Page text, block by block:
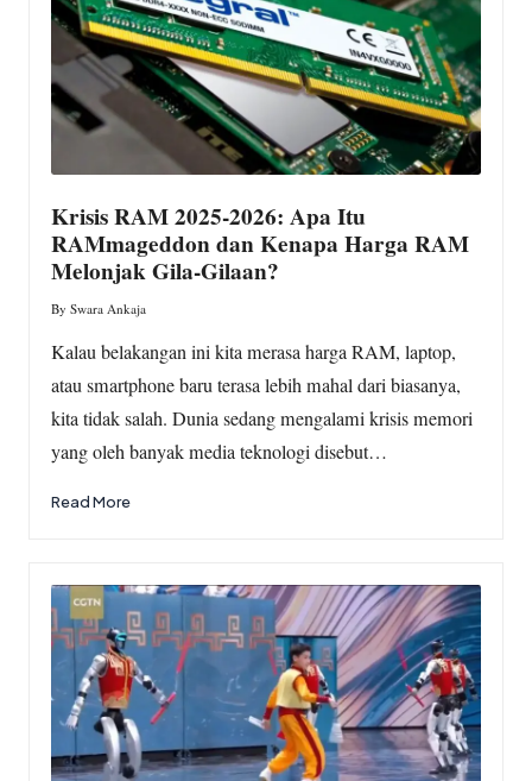
Krisis RAM 2025-2026: Apa Itu
RAMmageddon dan Kenapa Harga RAM
Melonjak Gila-Gilaan?
Posted
by
By Swara Ankaja
Kalau belakangan ini kita merasa harga RAM, laptop,
atau smartphone baru terasa lebih mahal dari biasanya,
kita tidak salah. Dunia sedang mengalami krisis memori
yang oleh banyak media teknologi disebut…
Read More